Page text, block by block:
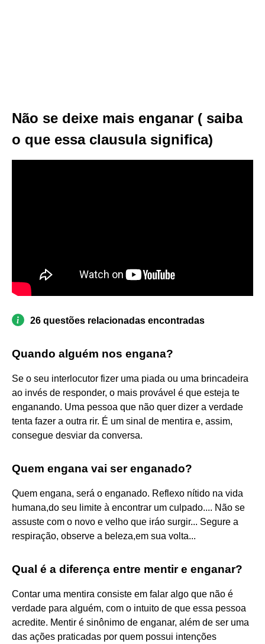
Não se deixe mais enganar ( saiba
o que essa clausula significa)
26 questões relacionadas encontradas
Quando alguém nos engana?
Se o seu interlocutor fizer uma piada ou uma brincadeira
ao invés de responder, o mais provável é que esteja te
enganando. Uma pessoa que não quer dizer a verdade
tenta fazer a outra rir. É um sinal de mentira e, assim,
consegue desviar da conversa.
Quem engana vai ser enganado?
Quem engana, será o enganado. Reflexo nítido na vida
humana,do seu limite à encontrar um culpado.... Não se
assuste com o novo e velho que iráo surgir... Segure a
respiração, observe a beleza,em sua volta...
Qual é a diferença entre mentir e enganar?
Contar uma mentira consiste em falar algo que não é
verdade para alguém, com o intuito de que essa pessoa
acredite. Mentir é sinônimo de enganar, além de ser uma
das ações praticadas por quem possui intenções